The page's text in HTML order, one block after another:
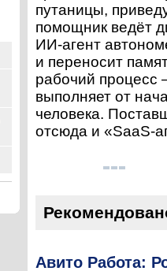
путаницы,
помощник ведёт
ИИ-агент
и переносит
рабочий процесс
выполняет от
человека.
отсюда и «SaaS-
Авито Работа: